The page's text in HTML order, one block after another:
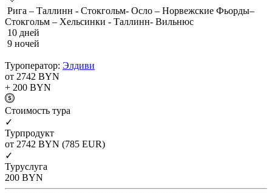
Рига – Таллинн - Стокгольм- Осло – Норвежские Фьорды–
Стокгольм – Хельсинки - Таллинн- Вильнюс
10 дней
9 ночей
Туроператор: Элдиви
от 2742 BYN
+ 200 BYN
Cтоимость тура
✓
Турпродукт
от 2742 BYN (785 EUR)
✓
Туруслуга
200 BYN